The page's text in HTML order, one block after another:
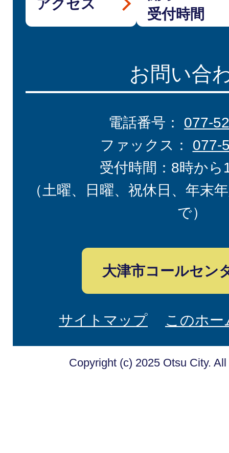
アクセス
受付時間
お問い合
電話番号： 077-
ファックス： 077-
受付時間：8時から
（土曜、日曜、祝休日、年末
で）
大津市コールセン
サイトマップ このホ
Copyright (c) 2025 Otsu City.